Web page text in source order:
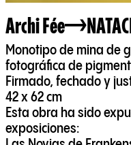
Archi Fée
Monotipo de mina de
fotográfica de
Firmado, fechado y
42 x 62 cm
Esta obra ha sido
exposiciones: